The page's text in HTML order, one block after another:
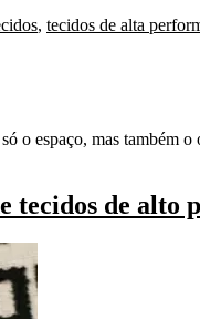
, tecidos de alta
o espaço, mas também o
tecidos de alto